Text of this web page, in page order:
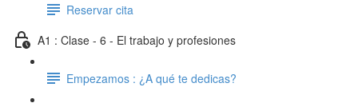
Reservar cita
A1 : Clase - 6 - El trabajo y profesiones
Empezamos : ¿A qué te dedicas?